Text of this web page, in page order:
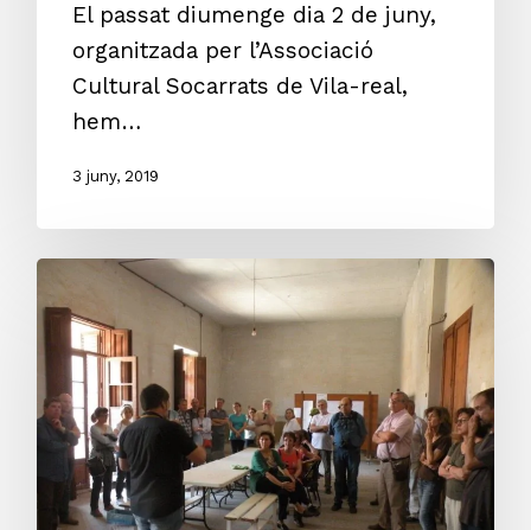
El passat diumenge dia 2 de juny,
organitzada per l’Associació
Cultural Socarrats de Vila-real,
hem…
3 juny, 2019